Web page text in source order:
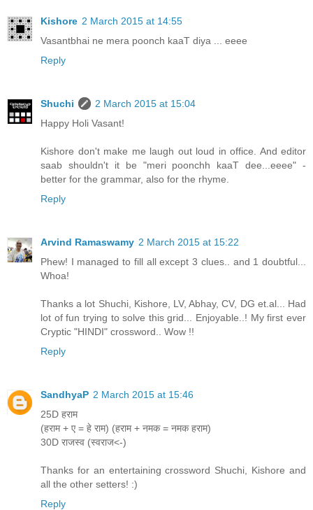
Kishore 2 March 2015 at 14:55
Vasantbhai ne mera poonch kaaT diya ... eeee
Reply
Shuchi
2 March 2015 at 15:04
Happy Holi Vasant!
Kishore don't make me laugh out loud in office. And editor
saab shouldn't it be "meri poonchh kaaT dee...eeee" -
better for the grammar, also for the rhyme.
Reply
Arvind Ramaswamy 2 March 2015 at 15:22
Phew! I managed to fill all except 3 clues.. and 1 doubtful...
Whoa!
Thanks a lot Shuchi, Kishore, LV, Abhay, CV, DG et.al... Had
lot of fun trying to solve this grid... Enjoyable..! My first ever
Cryptic "HINDI" crossword.. Wow !!
Reply
SandhyaP 2 March 2015 at 15:46
25D हराम
(हराम + ए = हे राम) (हराम + नमक = नमक हराम)
30D राजस्व (स्वराज<-)
Thanks for an entertaining crossword Shuchi, Kishore and
all the other setters! :)
Reply